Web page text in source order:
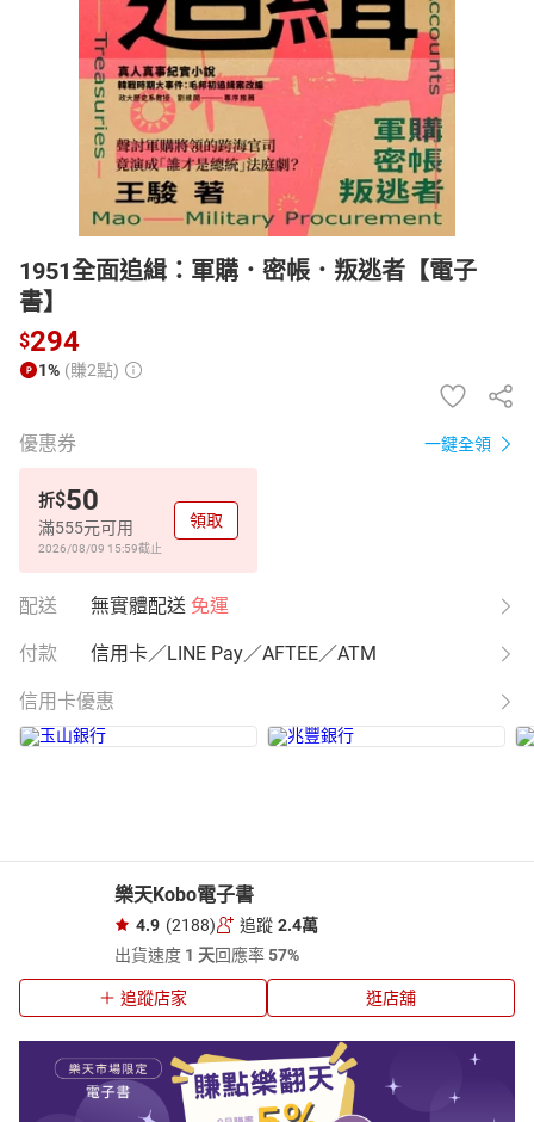
日本購物 電子/紙本書
HOT
1951全面追緝：軍購．密帳．叛逃者【電子
書】
$294
1% (賺2點)
優惠券 一鍵全領
折$50
滿555元可用
2026/08/09 15:59截止
領取
配送 無實體配送 免運
付款 信用卡／LINE Pay／AFTEE／ATM
信用卡優惠
樂天Kobo電子書
4.9 (2188) 追蹤 2.4萬
出貨速度 1 天回應率57%
追蹤店家 逛店舖